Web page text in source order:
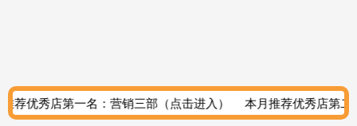
点击进入） 本月推荐优秀店第二名：营销二部（点击进入）